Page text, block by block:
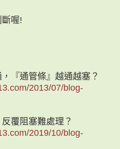
喔!
『通管條』越通越塞？
2013/07/blog-
覆阻塞難處理？
2019/10/blog-